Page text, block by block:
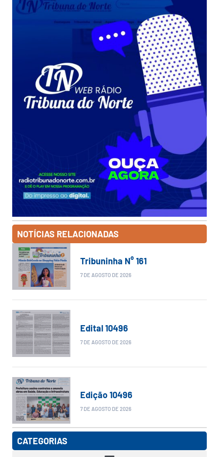
NOTÍCIAS RELACIONADAS
Tribuninha N° 161
7 DE AGOSTO DE 2026
Edital 10496
7 DE AGOSTO DE 2026
Edição 10496
7 DE AGOSTO DE 2026
CATEGORIAS